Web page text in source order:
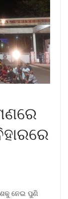
ନେଇ ପୁଣି